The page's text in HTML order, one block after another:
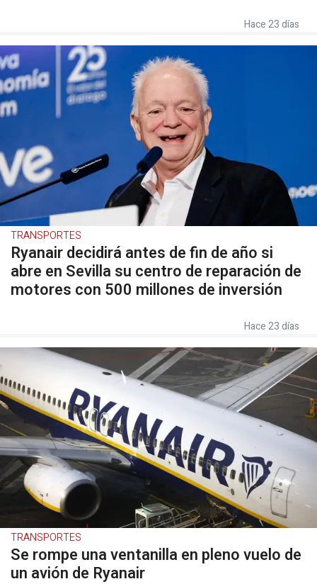
Hace 23 días
TRANSPORTES
Ryanair decidirá antes de fin de año si
abre en Sevilla su centro de reparación de
motores con 500 millones de inversión
Hace 23 días
TRANSPORTES
Se rompe una ventanilla en pleno vuelo de
un avión de Ryanair